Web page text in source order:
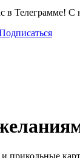
в Телеграмме! С
прикольные